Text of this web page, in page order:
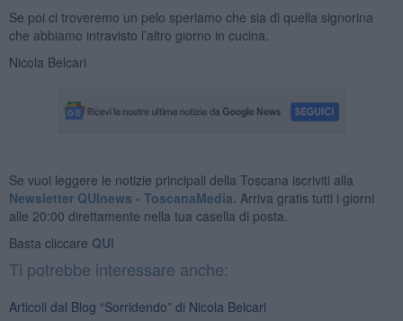
Se poi ci troveremo un pelo speriamo che sia di quella signorina
che abbiamo intravisto l’altro giorno in cucina.
Nicola Belcari
Se vuoi leggere le notizie principali della Toscana iscriviti alla
Newsletter QUInews - ToscanaMedia. Arriva gratis tutti i giorni
alle 20:00 direttamente nella tua casella di posta.
Basta cliccare QUI
Ti potrebbe interessare anche:
Articoli dal Blog “Sorridendo” di Nicola Belcari